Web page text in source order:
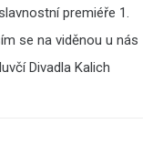
premiéře 1.
se na viděnou u nás
Divadla Kalich